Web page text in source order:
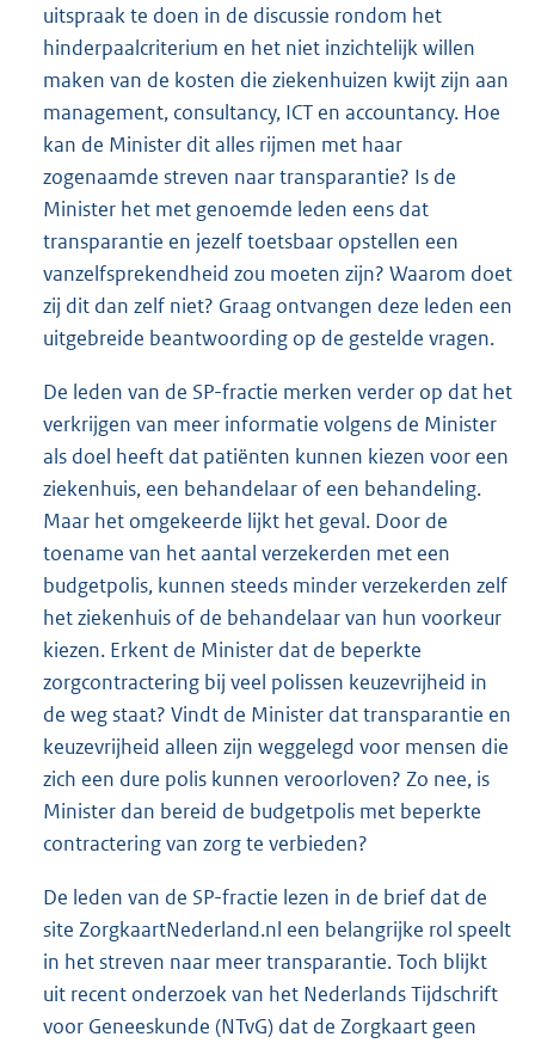
uitspraak te doen in de discussie rondom het
hinderpaalcriterium en het niet inzichtelijk willen
maken van de kosten die ziekenhuizen kwijt zijn aan
management, consultancy, ICT en accountancy. Hoe
kan de Minister dit alles rijmen met haar
zogenaamde streven naar transparantie? Is de
Minister het met genoemde leden eens dat
transparantie en jezelf toetsbaar opstellen een
vanzelfsprekendheid zou moeten zijn? Waarom doet
zij dit dan zelf niet? Graag ontvangen deze leden een
uitgebreide beantwoording op de gestelde vragen.
De leden van de SP-fractie merken verder op dat het
verkrijgen van meer informatie volgens de Minister
als doel heeft dat patiënten kunnen kiezen voor een
ziekenhuis, een behandelaar of een behandeling.
Maar het omgekeerde lijkt het geval. Door de
toename van het aantal verzekerden met een
budgetpolis, kunnen steeds minder verzekerden zelf
het ziekenhuis of de behandelaar van hun voorkeur
kiezen. Erkent de Minister dat de beperkte
zorgcontractering bij veel polissen keuzevrijheid in
de weg staat? Vindt de Minister dat transparantie en
keuzevrijheid alleen zijn weggelegd voor mensen die
zich een dure polis kunnen veroorloven? Zo nee, is
Minister dan bereid de budgetpolis met beperkte
contractering van zorg te verbieden?
De leden van de SP-fractie lezen in de brief dat de
site ZorgkaartNederland.nl een belangrijke rol speelt
in het streven naar meer transparantie. Toch blijkt
uit recent onderzoek van het Nederlands Tijdschrift
voor Geneeskunde (NTvG) dat de Zorgkaart geen